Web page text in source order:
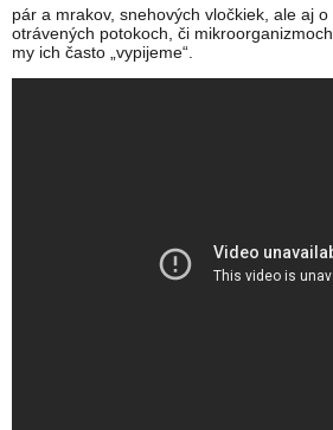
pár a mrakov, snehových vločkiek, ale aj
otrávených potokoch, či
my ich často „vypijeme“.